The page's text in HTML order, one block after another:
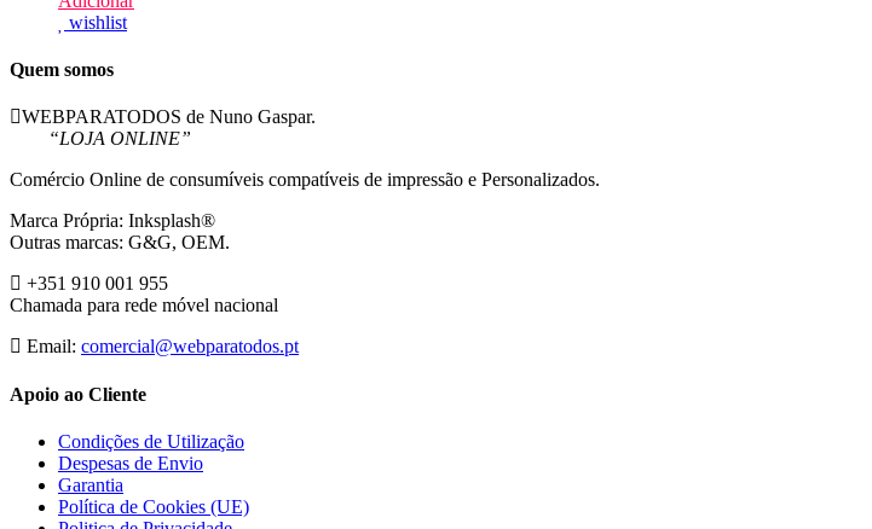
wishlist
Quem somos
WEBPARATODOS de Nuno Gaspar.
“LOJA ONLINE”
Comércio Online de consumíveis compatíveis de impressão e Personalizados.
Marca Própria: Inksplash®
Outras marcas: G&G, OEM.
+351 910 001 955
Chamada para rede móvel nacional
Email: comercial@webparatodos.pt
Apoio ao Cliente
Condições de Utilização
Despesas de Envio
Garantia
Política de Cookies (UE)